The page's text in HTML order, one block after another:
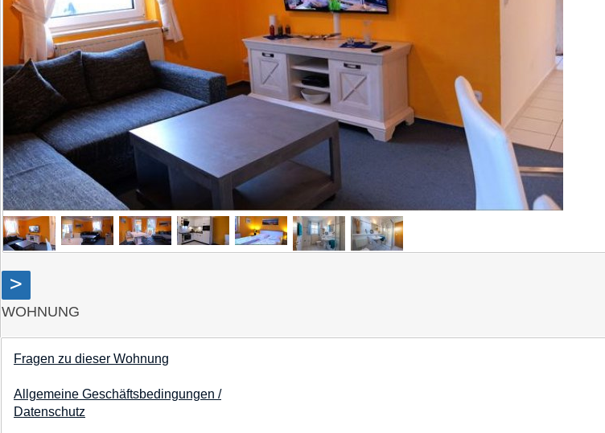
>
WOHNUNG
Fragen zu dieser Wohnung
Allgemeine Geschäftsbedingungen /
Datenschutz